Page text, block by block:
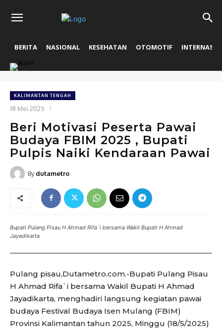
BERITA NASIONAL KESEHATAN OTOMOTIF
KALIMANTAN TENGAH
18 Mei 2025
Beri Motivasi Peserta Pawai
Budaya FBIM 2025 , Bupati
Pulpis Naiki Kendaraan Pawai
By dutametro
Bupati Pulang Pisau H Ahmad Rifa`i bersama Wakil Bupati H Ahmad
Jayadikarta
Pulang pisau,Dutametro.com.-Bupati Pulang Pisau
H Ahmad Rifa`i bersama Wakil Bupati H Ahmad
Jayadikarta, menghadiri langsung kegiatan pawai
budaya Festival Budaya Isen Mulang (FBIM)
Provinsi Kalimantan tahun 2025, Minggu (18/5/2025)